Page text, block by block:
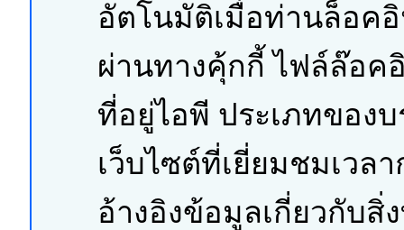
อัตโนมัติเมื่อท่านล็อคอิ
ผ่านทางคุ้กกี้ ไฟล์ล๊อค
ที่อยู่ไอพี ประเภทของ
เว็บไซต์ที่เยี่ยมชมเวล
อ้างอิงข้อมูลเกี่ยวกับ